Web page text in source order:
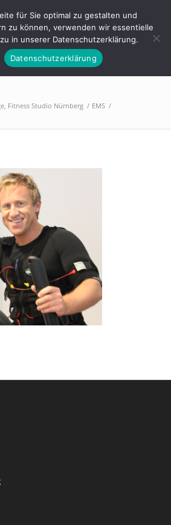
4565 | info@trainings-lounge.de
Fitness Studio Nürnberg / EMS /
für Sie optimal zu gestalten und
zu können, verwenden wir essentielle
in unserer Datenschutzerklärung.
Datenschutzerklärung